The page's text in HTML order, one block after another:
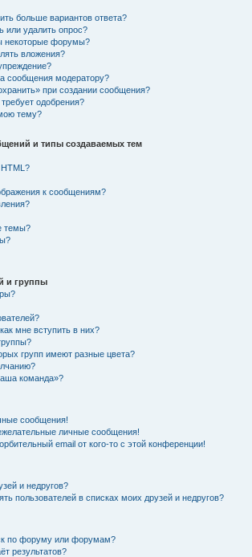
больше вариантов ответа?
или удалить опрос?
некоторые форумы?
вложения?
сообщения модератору?
при создании сообщения?
одобрения?
тему?
и типы создаваемых тем
к сообщениям?
темы?
и группы
мне вступить в них?
групп имеют разные цвета?
команда»?
сообщения!
личные сообщения!
email от кого-то с этой конференции!
и недругов?
пользователей в списках моих друзей и недругов?
по форуму или форумам?
результатов?